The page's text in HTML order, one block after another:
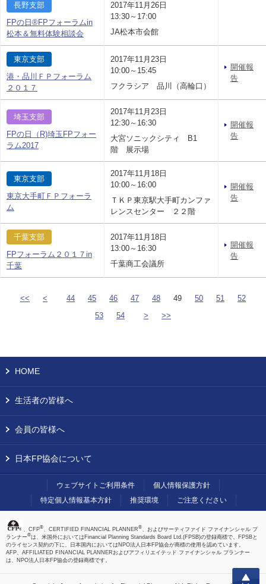
長野支部
FPの日®FPフォーラムin
松本＆無料体験相談会
2017年11月26日
13:30～17:00
JA松本市会館
東京支部
港・品川ＦＰフォーラム
２０１７
2017年11月23日
10:00～15:45
フクラシア 品川（高輪口）
開催報
告
埼玉支部
FPの日（R)埼玉FPフォー
ラム2017
2017年11月23日
12:30～16:30
大宮ソニックシティ B1
階 展示場
開催報
告
東京支部
東京大手町ＦＰフォーラ
ム
2017年11月18日
10:00～16:00
ＴＫＰ東京駅大手町カンファ
レンスセンター ２２階
開催報
告
千葉支部
FPフォーラム２０１７in
千葉
2017年11月18日
13:00～16:30
千葉商工会議所
開催報
告
<< < 44 45 46 47 48 49 50 51
52
53
54 > >>
上へ
HOME
生活者の皆様へ
会員の皆様へ
日本FP協会について
ウェブサイトご利用条件
個人情報保護方針
特定個人情報基本方針
推奨環境 ご注意ください
、CFP®、CERTIFIED FINANCIAL PLANNER®、およびサーティファイド ファイナンシャル プ
ランナー®は、米国外においてはFinancial Planning Standards Board Ltd.(FPSB)の登録商標で、FPSBと
のライセンス契約の下に、日本国内においてはNPO法人日本FP協会が商標の使用を認めています。
AFP、AFFILIATED FINANCIAL PLANNERおよびアフィリエイテッド ファイナンシャル プランナー
は、NPO法人日本FP協会の登録商標です。